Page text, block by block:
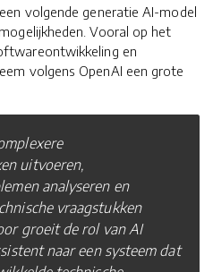
volgende generatie AI-model
Vooral op het
en
volgens OpenAI een grote
uitvoeren,
analyseren en
vraagstukken
groeit de rol van AI
naar een systeem dat